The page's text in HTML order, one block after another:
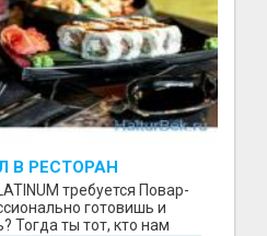
В РЕСТОРАН
требуется Повар-
готовишь и
Тогда ты тот, кто нам